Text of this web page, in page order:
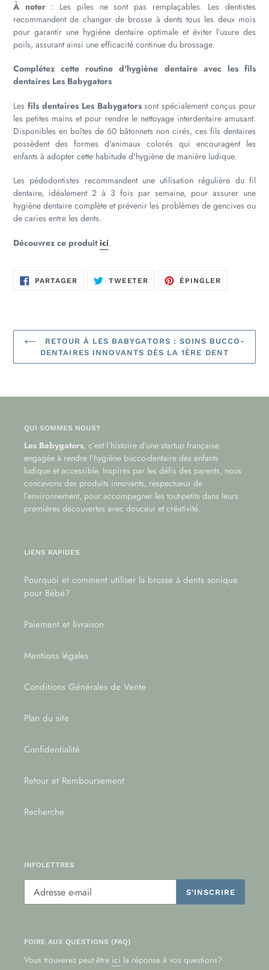
À noter: Les piles ne sont pas remplaçables. Les dentistes
recommandent de changer de brosse à dents tous les deux mois
pour garantir une hygiène dentaire optimale et éviter l’usure des
poils, assurant ainsi une efficacité continue du brossage.
Complétez cette routine d'hygiène dentaire avec les fils
dentaires Les Babygators
Les fils dentaires Les Babygatorssont spécialement conçus pour
les petites mains et pour rendre le nettoyage interdentaire amusant.
Disponibles en boîtes de 60 bâtonnets non cirés, ces fils dentaires
possèdent des formes d'animaux colorés qui encouragent les
enfants à adopter cette habitude d'hygiène de manière ludique.
Les pédodontistes recommandent une utilisation régulière du fil
dentaire, idéalement 2 à 3 fois par semaine, pour assurer une
hygiène dentaire complète et prévenir les problèmes de gencives ou
de caries entre les dents.
Découvrez ce produitici.
PARTAGERPARTAGER
SUR
TWEETER TWEETERÉPINGLER
RETOUR À LES BABYGATORS : SOINS BUCCO-
DENTAIRES INNOVANTS DÈS LA 1ÈRE DENT
QUI SOMMES NOUS?
Les Babygators, c’est l’histoire d’une startup française
engagée à rendre l’hygiène bucco-dentaire des enfants
ludique et accessible. Inspirés par les défis des parents, nous
concevons des produits innovants, respectueux de
l’environnement, pour accompagner les tout-petits dans leurs
premières découvertes avec douceur et créativité.
LIENS RAPIDES
Pourquoi et comment utiliser la brosse à dents sonique
pour Bébé?
Paiement et livraison
Mentions légales
Conditions Générales de Vente
Plan du site
Confidentialité
Retour et Remboursement
Recherche
INFOLETTRES
S'INSCRIRE
FOIRE AUX QUESTIONS (FAQ)
Vous trouverez peut être ici la réponse à vos questions?